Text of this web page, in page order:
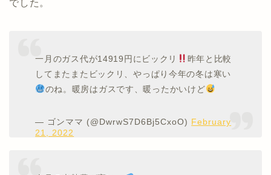
でした。
一月のガス代が14919円にビックリ
昨年と比較
してまたまたビックリ、やっぱり今年の冬は寒い
のね。暖房はガスです、暖ったかいけど
— ゴンママ (@DwrwS7D6Bj5CxoO) February
21, 2022